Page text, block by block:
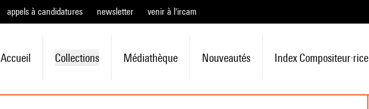
appels à candidatures newsletter venir à l'ircam
Accueil Collections Médiathèque Nouveautés Index Compositeur·rice